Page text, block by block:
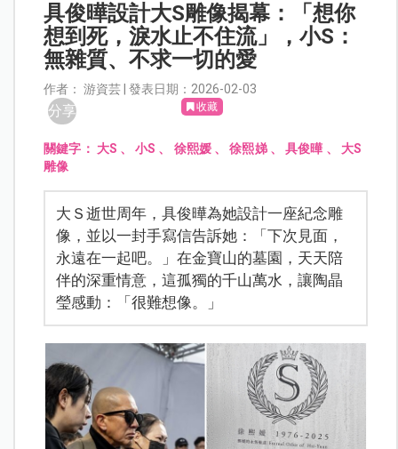
具俊曄設計大S雕像揭幕：「想你
想到死，淚水止不住流」，小S：
無雜質、不求一切的愛
作者： 游資芸 | 發表日期：2026-02-03
分享 收藏
關鍵字： 大S 、小S 、 徐熙媛 、徐熙娣、具俊曄 、 大S
雕像
大Ｓ逝世周年，具俊曄為她設計一座紀念雕
像，並以一封手寫信告訴她：「下次見面，
永遠在一起吧。」在金寶山的墓園，天天陪
伴的深重情意，這孤獨的千山萬水，讓陶晶
瑩感動：「很難想像。」